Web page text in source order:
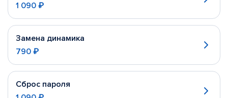
1 090 ₽
Замена динамика
790 ₽
Сброс пароля